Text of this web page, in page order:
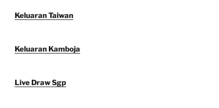
Keluaran Taiwan
Keluaran Kamboja
Live Draw Sgp